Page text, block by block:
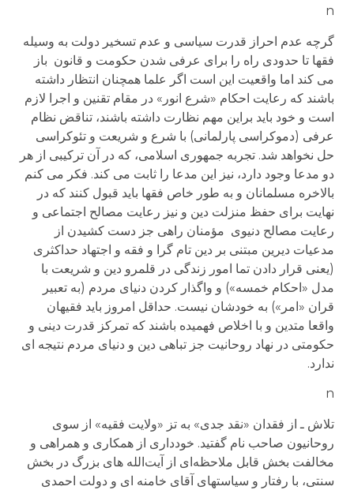
n
گرچه عدم احراز قدرت سیاسی و عدم تسخیر دولت به وسیله
فقها تا حدودی راه را برای عرفی شدن حکومت و قانون باز
می کند اما واقعیت این است اگر علما همچنان انتظار داشته
باشند که رعایت احکام «شرع انور» در مقام تقنین و اجرا لازم
است و خود باید براین مهم نظارت داشته باشند، تناقض نظام
عرفی (دموکراسی پارلمانی) با شرع و شریعت و تئوکراسی
حل نخواهد شد. تجربه جمهوری اسلامی، که در آن ترکیبی از هر
دو مدعا وجود دارد، نیز این مدعا را ثابت می کند. فکر می کنم
بالاخره مسلمانان و به طور خاص فقها باید قبول کنند که در
نهایت برای حفظ منزلت دین و نیز رعایت مصالح اجتماعی و
رعایت مصالح دنیوی مؤمنان راهی جز دست کشیدن از
مدعیات دیرین مبتنی بر دین تام گرا و فقه و اجتهاد حداکثری
(یعنی قرار دادن تما امور زندگی در قلمرو دین و شریعت با
مدل «احکام خمسه») و واگذار کردن دنیای مردم (به تعبیر
قران «امر») به خودشان نیست. حداقل امروز باید فقیهان
واقعا متدین و با اخلاص فهمیده باشند که تمرکز قدرت دینی و
حکومتی در نهاد روحانیت جز تباهی دین و دنیای مردم نتیجه ای
ندارد.
n
تلاش ـ از فقدان «نقد جدی» به تز «ولايت فقيه» از سوی
روحانيون صاحب نام گفتيد. خودداری از همکاری و همراهی و
مخالفت بخش قابل ملاحظه‌ای از آيت‌الله های بزرگ در بخش
سنتی، با رفتار و سياستهای آقای خامنه ای و دولت احمدی